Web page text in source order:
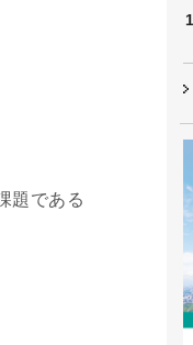
題である